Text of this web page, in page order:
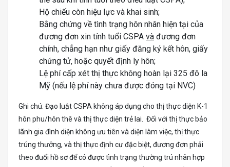
Hộ chiếu còn hiệu lực và khai sinh;
Bằng chứng về tình trạng hôn nhân hiện tại của
đương đơn xin tính tuổi CSPA và đương đơn
chính, chẳng hạn như giấy đăng ký kết hôn, giấy
chứng tử, hoặc quyết định ly hôn;
Lệ phí cấp xét thị thực không hoàn lại 325 đô la
Mỹ (nếu lệ phí này chưa được đóng tại NVC)
Ghi chú: Đạo luật CSPA không áp dụng cho thị thực diện K-1
hôn phu/hôn thê và thị thực diện trẻ lai. Đối với thị thực bảo
lãnh gia đình diện không ưu tiên và diện làm việc, thị thực
trúng thưởng, và thị thực định cư đặc biệt, đương đơn phải
theo đuổi hồ sơ để có được tình trạng thường trú nhân hợp